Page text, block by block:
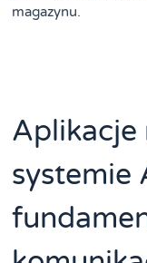
magazynu.
Aplikacje
systemie